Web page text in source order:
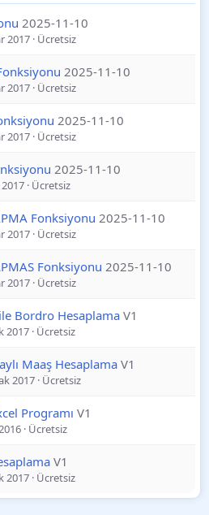
2025-11-10
2017 Ücretsiz
2025-11-10
2017 Ücretsiz
2025-11-10
2017 Ücretsiz
2025-11-10
Ücretsiz
Fonksiyonu 2025-11-10
2017 Ücretsiz
Fonksiyonu 2025-11-10
2017 Ücretsiz
Bordro Hesaplama V1
2017 Ücretsiz
Maaş Hesaplama V1
2017 Ücretsiz
Programı V1
Ücretsiz
V1
2017 Ücretsiz